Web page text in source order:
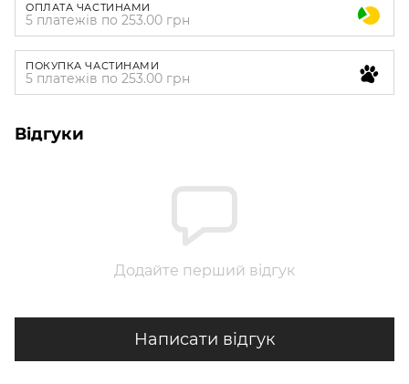
ОПЛАТА ЧАСТИНАМИ
5 платежів по 253.00 грн
ПОКУПКА ЧАСТИНАМИ
5 платежів по 253.00 грн
Відгуки
Додайте перший відгук
Написати відгук